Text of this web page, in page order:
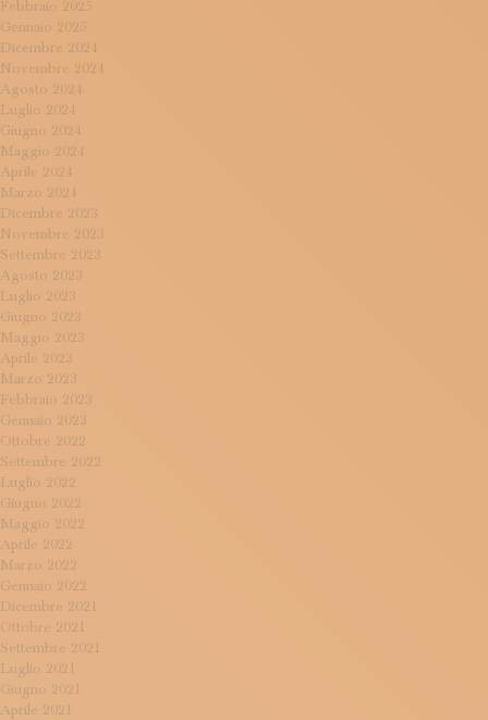
Febbraio 2025
Gennaio 2025
Dicembre 2024
Novembre 2024
Agosto 2024
Luglio 2024
Giugno 2024
Maggio 2024
Aprile 2024
Marzo 2024
Dicembre 2023
Novembre 2023
Settembre 2023
Agosto 2023
Luglio 2023
Giugno 2023
Maggio 2023
Aprile 2023
Marzo 2023
Febbraio 2023
Gennaio 2023
Ottobre 2022
Settembre 2022
Luglio 2022
Giugno 2022
Maggio 2022
Aprile 2022
Marzo 2022
Gennaio 2022
Dicembre 2021
Ottobre 2021
Settembre 2021
Luglio 2021
Giugno 2021
Aprile 2021